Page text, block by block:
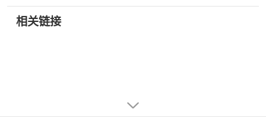
相关链接